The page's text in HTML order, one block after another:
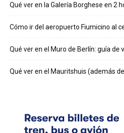
Qué ver en la Galería Borghese en 2
Cómo ir del aeropuerto Fiumicino al
Qué ver en el Muro de Berlín: guía de
Qué ver en el Mauritshuis (además